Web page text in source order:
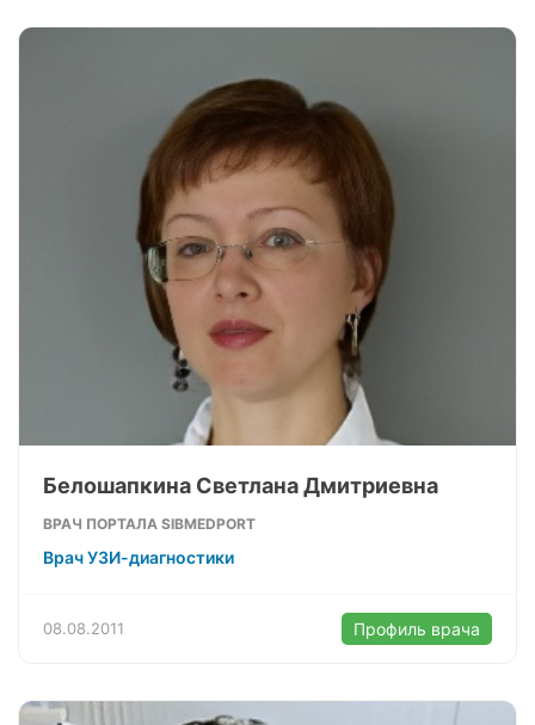
Белошапкина Светлана Дмитриевна
ВРАЧ ПОРТАЛА SIBMEDPORT
Врач УЗИ-диагностики
08.08.2011 Профиль врача